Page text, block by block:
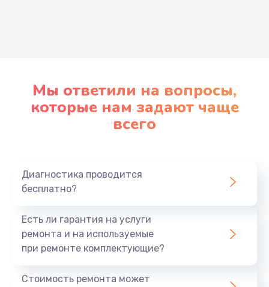
Мы ответили на вопросы,
которые нам задают чаще
всего
Диагностика проводится
бесплатно?
Есть ли гарантия на услуги
ремонта и на используемые
при ремонте комплектующие?
Стоимость ремонта может